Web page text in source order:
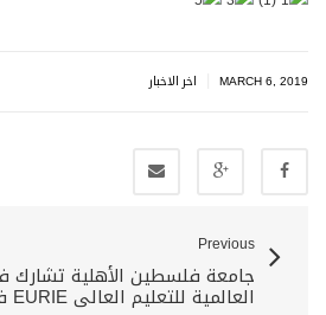
MARCH 6, 2019 اخر الاخبار
Previous
جامعة فلسطين الأهلية تشارك
العالمية للتعليم العالي EURIE في اسطنبول